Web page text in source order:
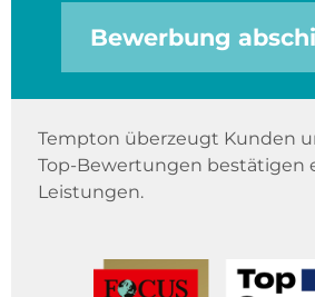
Bewerbung
Tempton überzeugt Kunden
Top-Bewertungen bestätigen
Leistungen.